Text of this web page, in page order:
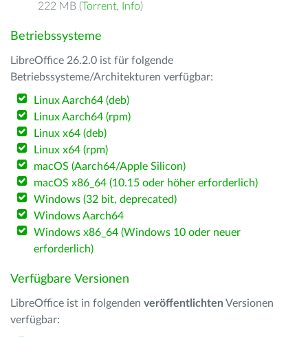
222 MB (Torrent, Info)
Betriebssysteme
LibreOffice 26.2.0 ist für folgende
Betriebssysteme/Architekturen verfügbar:
Linux Aarch64 (deb)
Linux Aarch64 (rpm)
Linux x64 (deb)
Linux x64 (rpm)
macOS (Aarch64/Apple Silicon)
macOS x86_64 (10.15 oder höher erforderlich)
Windows (32 bit, deprecated)
Windows Aarch64
Windows x86_64 (Windows 10 oder neuer
erforderlich)
Verfügbare Versionen
LibreOffice ist in folgenden veröffentlichten Versionen
verfügbar: